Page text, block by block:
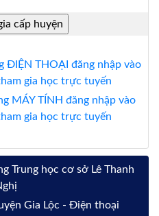
ĐIỆN THOẠI đăng nhập vào
gia học trực tuyến
MÁY TÍNH đăng nhập vào
gia học trực tuyến
Trung học cơ sở Lê Thanh
Gia Lộc - Điện thoại